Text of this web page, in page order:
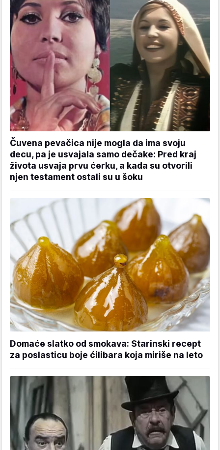
Čuvena pevačica nije mogla da ima svoju
decu, pa je usvajala samo dečake: Pred kraj
života usvaja prvu ćerku, a kada su otvorili
njen testament ostali su u šoku
Domaće slatko od smokava: Starinski recept
za poslasticu boje ćilibara koja miriše na leto